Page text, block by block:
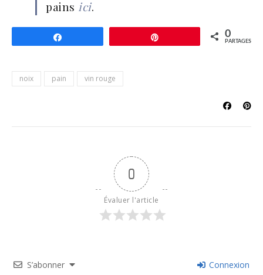
pains ici.
0
PARTAGES
noix pain vin rouge
0
Évaluer l'article
S’abonner Connexion